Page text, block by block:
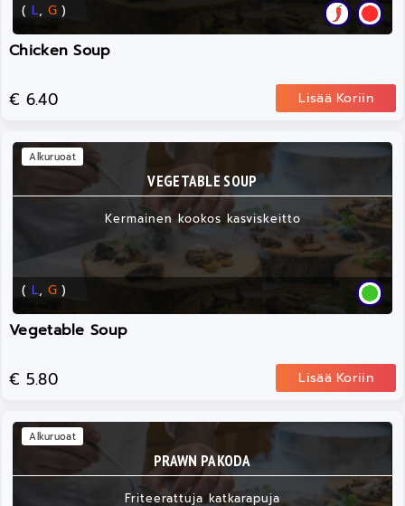
( L, G )
Chicken Soup
€ 6.40 Lisää Koriin
VEGETABLE SOUP
Kermainen kookos kasviskeitto
( L, G )
Alkuruoat
Vegetable Soup
€ 5.80 Lisää Koriin
PRAWN PAKODA
Friteerattuja katkarapuja
Alkuruoat